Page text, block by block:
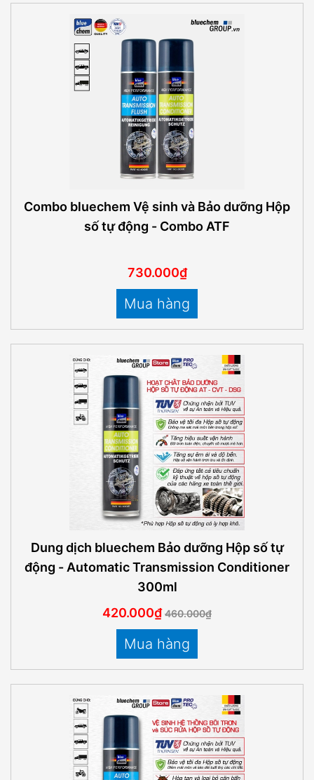
Combo bluechem Vệ sinh và Bảo dưỡng Hộp
số tự động - Combo ATF
730.000₫
Mua hàng
Dung dịch bluechem Bảo dưỡng Hộp số tự
động - Automatic Transmission Conditioner
300ml
420.000₫ 460.000₫
Mua hàng